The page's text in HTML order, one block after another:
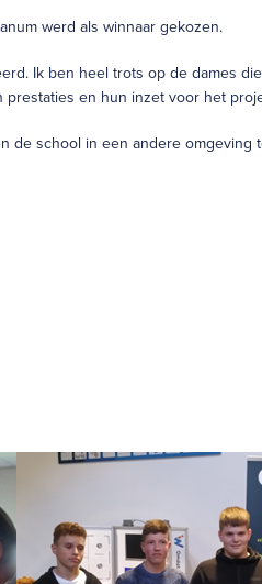
werd als winnaar gekozen.
Ik ben heel trots op de dames
en hun inzet voor het
de school in een andere omgeving